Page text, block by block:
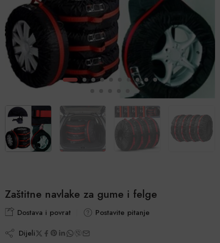
Zaštitne navlake za gume i felge
Dostava i povrat Postavite pitanje
Dijeli